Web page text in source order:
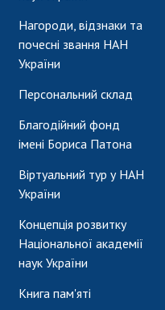
Нагороди, відзнаки та
почесні звання НАН
України
Персональний склад
Благодійний фонд
імені Бориса Патона
Віртуальний тур у НАН
України
Концепція розвитку
Національної академії
наук України
Книга пам'яті